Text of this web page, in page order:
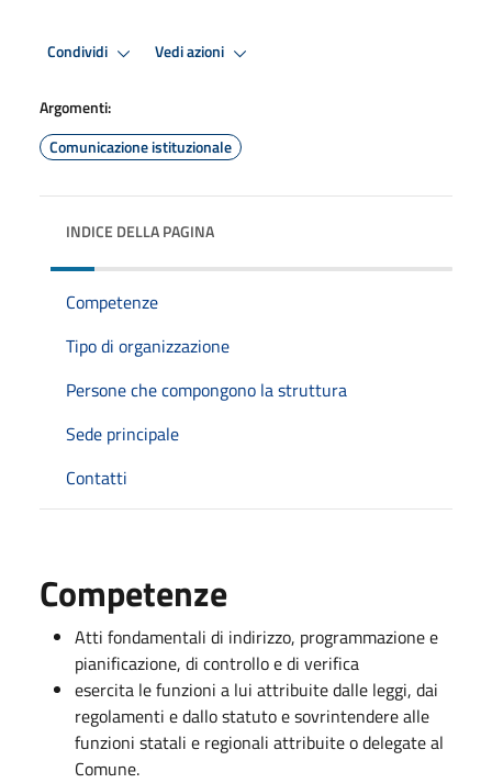
Condividi Vedi azioni
Argomenti:
Comunicazione istituzionale
INDICE DELLA PAGINA
Competenze
Tipo di organizzazione
Persone che compongono la struttura
Sede principale
Contatti
Competenze
Atti fondamentali di indirizzo, programmazione e
pianificazione, di controllo e di verifica
esercita le funzioni a lui attribuite dalle leggi, dai
regolamenti e dallo statuto e sovrintendere alle
funzioni statali e regionali attribuite o delegate al
Comune.